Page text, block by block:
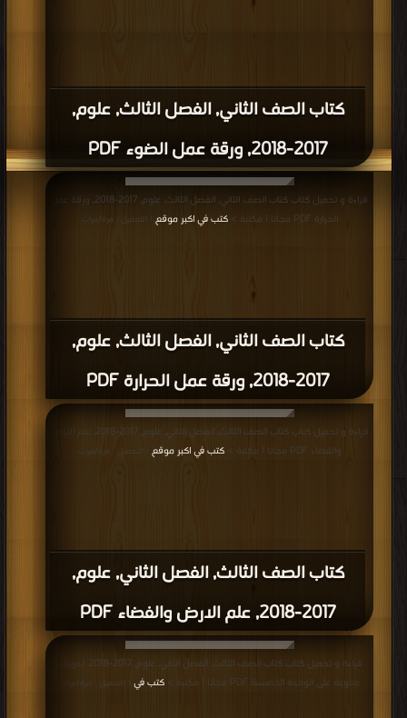
كتاب الصف الثاني, الفصل الثالث, علوم,
2017-2018, ورقة عمل الضوء PDF
كتاب الصف الثاني, الفصل الثالث, علوم,
2017-2018, ورقة عمل الحرارة PDF
قراءة و تحميل كتاب كتاب الصف الثاني, الفصل الثالث, علوم, 2017-2018, ورقة عمل
الحرارة PDF مجانا | مكتبة >
كتب في اكبر موقع | التحميل : مرة/مرات
كتاب الصف الثالث, الفصل الثاني, علوم,
2017-2018, علم الارض والفضاء PDF
قراءة و تحميل كتاب كتاب الصف الثالث, الفصل الثاني, علوم, 2017-2018, علم الارض
والفضاء PDF مجانا | مكتبة >
كتب في اكبر موقع | التحميل : مرة/مرات
قراءة و تحميل كتاب كتاب الصف الثالث, الفصل الثاني, علوم, 2017-2018, تدريبات
متنوعة على الوحدة الخامسة PDF مجانا | مكتبة >
كتب في | التحميل : مرة/مرات